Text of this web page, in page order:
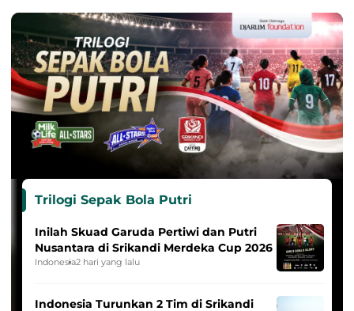
Trilogi Sepak Bola Putri
Inilah Skuad Garuda Pertiwi dan Putri
Nusantara di Srikandi Merdeka Cup 2026
Indonesia2 hari yang lalu
Indonesia Turunkan 2 Tim di Srikandi